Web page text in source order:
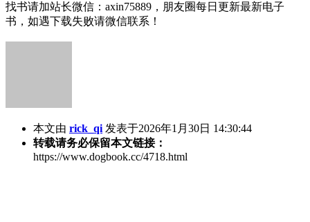
找书请加站长微信：axin75889，朋友圈每日更新最新电子
书，如遇下载失败请微信联系！
本文由 rick_qi 发表于2026年1月30日 14:30:44
转载请务必保留本文链接：
https://www.dogbook.cc/4718.html